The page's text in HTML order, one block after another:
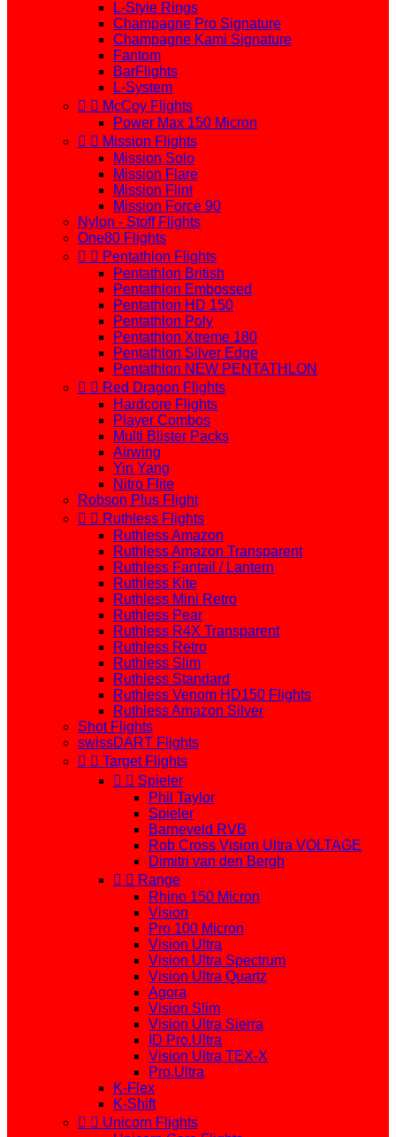
L-Style Rings
Champagne Pro Signature
Champagne Kami Signature
Fantom
BarFlights
L-System
  McCoy Flights
Power Max 150 Micron
  Mission Flights
Mission Solo
Mission Flare
Mission Flint
Mission Force 90
Nylon - Stoff Flights
One80 Flights
  Pentathlon Flights
Pentathlon British
Pentathlon Embossed
Pentathlon HD 150
Pentathlon Poly
Pentathlon Xtreme 180
Pentathlon Silver Edge
Pentathlon NEW PENTATHLON
  Red Dragon Flights
Hardcore Flights
Player Combos
Multi Blister Packs
Airwing
Yin Yang
Nitro Flite
Robson Plus Flight
  Ruthless Flights
Ruthless Amazon
Ruthless Amazon Transparent
Ruthless Fantail / Lantern
Ruthless Kite
Ruthless Mini Retro
Ruthless Pear
Ruthless R4X Transparent
Ruthless Retro
Ruthless Slim
Ruthless Standard
Ruthless Venom HD150 Flights
Ruthless Amazon Silver
Shot Flights
swissDART Flights
  Target Flights
  Spieler
Phil Taylor
Spieler
Barneveld RVB
Rob Cross Vision Ultra VOLTAGE
Dimitri van den Bergh
  Range
Rhino 150 Micron
Vision
Pro 100 Micron
Vision Ultra
Vision Ultra Spectrum
Vision Ultra Quartz
Agora
Vision Slim
Vision Ultra Sierra
ID Pro.Ultra
Vision Ultra TEX-X
Pro.Ultra
K-Flex
K-Shift
  Unicorn Flights